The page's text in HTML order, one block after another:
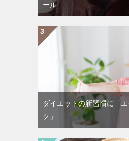
ール
ダイエットの新習慣に「
ク」